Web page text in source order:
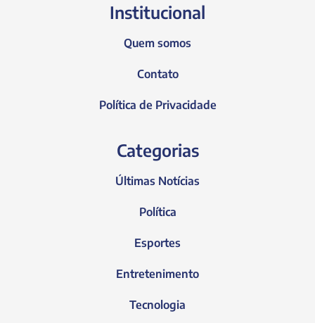
Institucional
Quem somos
Contato
Política de Privacidade
Categorias
Últimas Notícias
Política
Esportes
Entretenimento
Tecnologia